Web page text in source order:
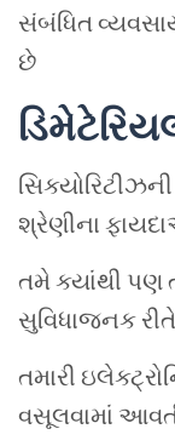
સંબંધિત
છે
શ્રેણીના
તમે ક્યાંથી પણ
સુવિધાજનક
તમારી
વસૂલવામાં